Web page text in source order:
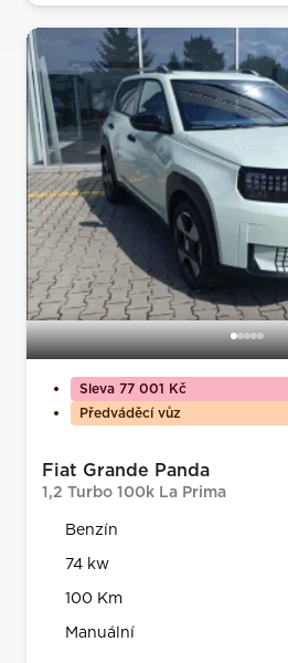
Sleva 77 001 Kč
Předváděcí vůz
Fiat Grande Panda
1,2 Turbo 100k La Prima
Benzín
74 kw
100 Km
Manuální